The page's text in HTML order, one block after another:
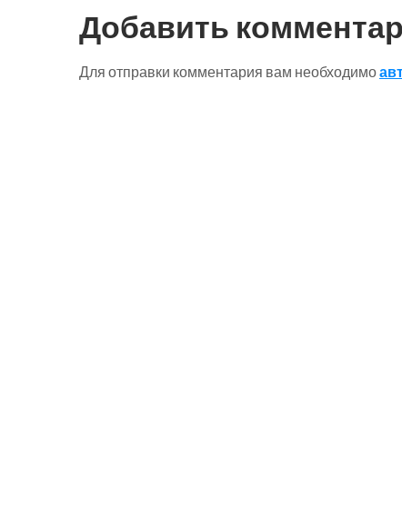
записям
Добавить
Для отправки комментария вам необходимо